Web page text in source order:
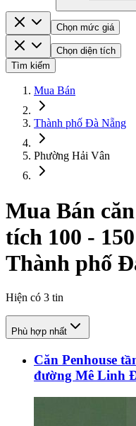
Chọn mức giá
Chọn diện tích
Tìm kiếm
Mua Bán
Thành phố Đà Nẵng
Phường Hải Vân
Mua Bán
tích 100 -
Thành phố
Hiện có 3 tin
Phù hợp nhất
Căn Penhouse
đường Mê Linh